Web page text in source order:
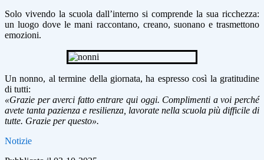
Solo vivendo la scuola dall’interno si comprende la sua ricchezza:
un luogo dove le mani raccontano, creano, suonano e trasmettono
emozioni.
Un nonno, al termine della giornata, ha espresso così la gratitudine
di tutti:
«Grazie per averci fatto entrare qui oggi. Complimenti a voi perché
avete tanta pazienza e resilienza, lavorate nella scuola più difficile di
tutte. Grazie per questo».
Notizie